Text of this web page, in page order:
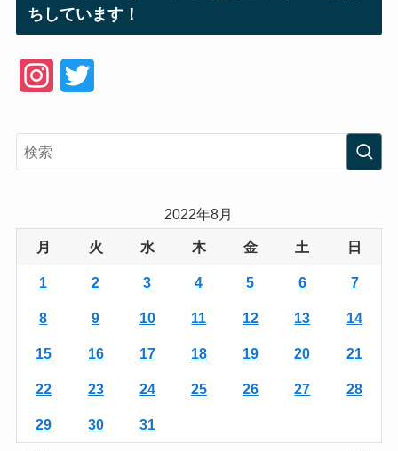
ちしています！
e
r
2022年8月
月 火 水 木 金 土 日
1 2 3 4 5 6 7
8 9 10 11 12 13 14
15 16 17 18 19 20 21
22 23 24 25 26 27 28
29 30 31